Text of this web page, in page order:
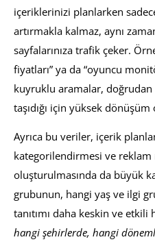
içeriklerinizi planlarken
artırmakla kalmaz, aynı
sayfalarınıza trafik çeker.
fiyatları” ya da “oyuncu
kuyruklu aramalar, doğrudan
taşıdığı için yüksek
Ayrıca bu veriler, içerik
kategorilendirmesi ve
oluşturulmasında da büyük
grubunun, hangi yaş ve ilgi
tanıtımı daha keskin ve
hangi şehirlerde, hangi